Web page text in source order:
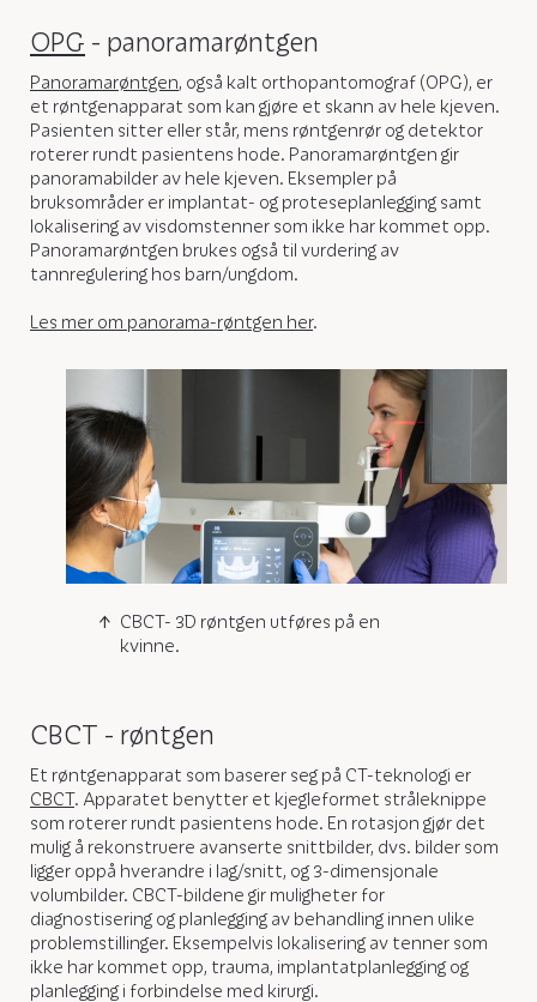
OPG - panoramarøntgen
Panoramarøntgen, også kalt orthopantomograf (OPG), er
et røntgenapparat som kan gjøre et skann av hele kjeven.
Pasienten sitter eller står, mens røntgenrør og detektor
roterer rundt pasientens hode. Panoramarøntgen gir
panoramabilder av hele kjeven. Eksempler på
bruksområder er implantat- og proteseplanlegging samt
lokalisering av visdomstenner som ikke har kommet opp.
Panoramarøntgen brukes også til vurdering av
tannregulering hos barn/ungdom.
Les mer om panorama-røntgen her.
CBCT- 3D røntgen utføres på en
kvinne.
CBCT - røntgen
Et røntgenapparat som baserer seg på CT-teknologi er
CBCT. Apparatet benytter et kjegleformet stråleknippe
som roterer rundt pasientens hode. En rotasjon gjør det
mulig å rekonstruere avanserte snittbilder, dvs. bilder som
ligger oppå hverandre i lag/snitt, og 3-dimensjonale
volumbilder. CBCT-bildene gir muligheter for
diagnostisering og planlegging av behandling innen ulike
problemstillinger. Eksempelvis lokalisering av tenner som
ikke har kommet opp, trauma, implantatplanlegging og
planlegging i forbindelse med kirurgi.